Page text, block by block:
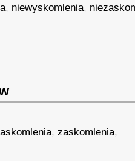
, niewyskomlenia,
,zaskomlenia,